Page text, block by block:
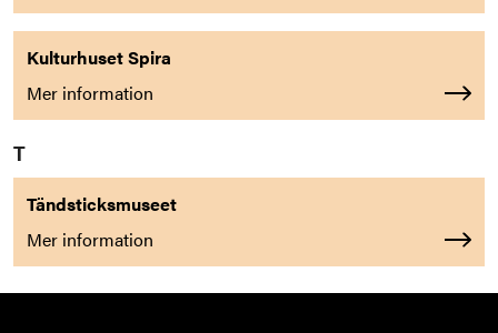
Kulturhuset Spira
Mer information
T
Tändsticksmuseet
Mer information